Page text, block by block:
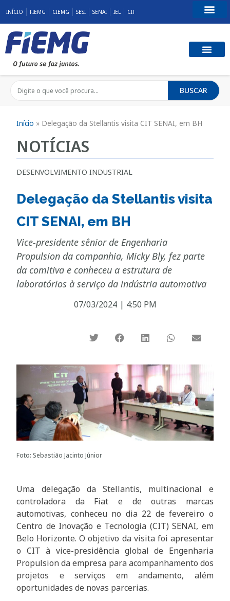
INÍCIO FIEMG CIEMG SESI SENAI IEL CIT
BUSCAR
Início » Delegação da Stellantis visita CIT SENAI, em BH
NOTÍCIAS
DESENVOLVIMENTO INDUSTRIAL
Delegação da Stellantis visita
CIT SENAI, em BH
Vice-presidente sênior de Engenharia
Propulsion da companhia, Micky Bly, fez parte
da comitiva e conheceu a estrutura de
laboratórios à serviço da indústria automotiva
07/03/2024 | 4:50 PM
Foto: Sebastião Jacinto Júnior
Uma delegação da Stellantis, multinacional e
controladora da Fiat e de outras marcas
automotivas, conheceu no dia 22 de fevereiro o
Centro de Inovação e Tecnologia (CIT) SENAI, em
Belo Horizonte. O objetivo da visita foi apresentar
o CIT à vice-presidência global de Engenharia
Propulsion da empresa para acompanhamento dos
projetos e serviços em andamento, além
oportunidades de novas parcerias.